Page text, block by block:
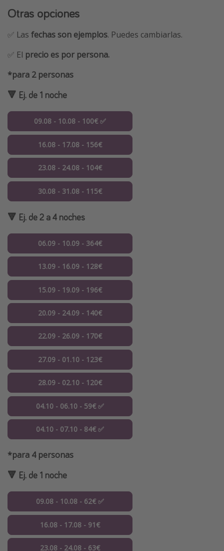
Otras opciones
✅ Las fechas son ejemplos. Puedes cambiarlas.
✅ El precio es por persona.
*para 2 personas
🔻 Ej. de 1 noche
09.08 - 10.08 - 100€ ✅
16.08 - 17.08 - 156€
23.08 - 24.08 - 104€
30.08 - 31.08 - 115€
🔻 Ej. de 2 a 4 noches
06.09 - 10.09 - 364€
13.09 - 16.09 - 128€
15.09 - 19.09 - 196€
20.09 - 24.09 - 140€
22.09 - 26.09 - 170€
27.09 - 01.10 - 123€
28.09 - 02.10 - 120€
04.10 - 06.10 - 59€ ✅
04.10 - 07.10 - 84€ ✅
*para 4 personas
🔻 Ej. de 1 noche
09.08 - 10.08 - 62€ ✅
16.08 - 17.08 - 91€
23.08 - 24.08 - 63€